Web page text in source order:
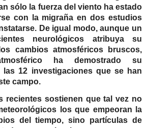
sólo la fuerza del vientoha estado
con la migraña en dos estudios
De igual modo, aunque un
neurológicos atribuya su
cambios atmosféricos bruscos,
ha demostrado su
las 12 investigaciones que se han
campo.
recientes sostienen que tal vez no
los que empeoran la
del tiempo, sino partículas de